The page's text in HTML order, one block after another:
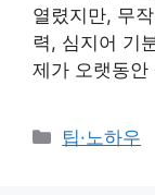
열렸지만, 무
력, 심지어 기
제가 오랫동
Categories
팁·노하우